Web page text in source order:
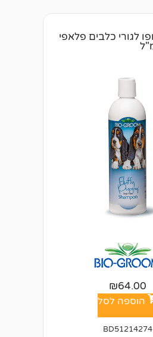
לגורי כלבים פלאפי
₪64.00
הוספה לסל
BD51214274